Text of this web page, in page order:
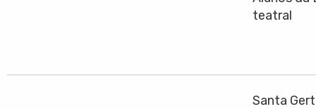
teatral
Santa